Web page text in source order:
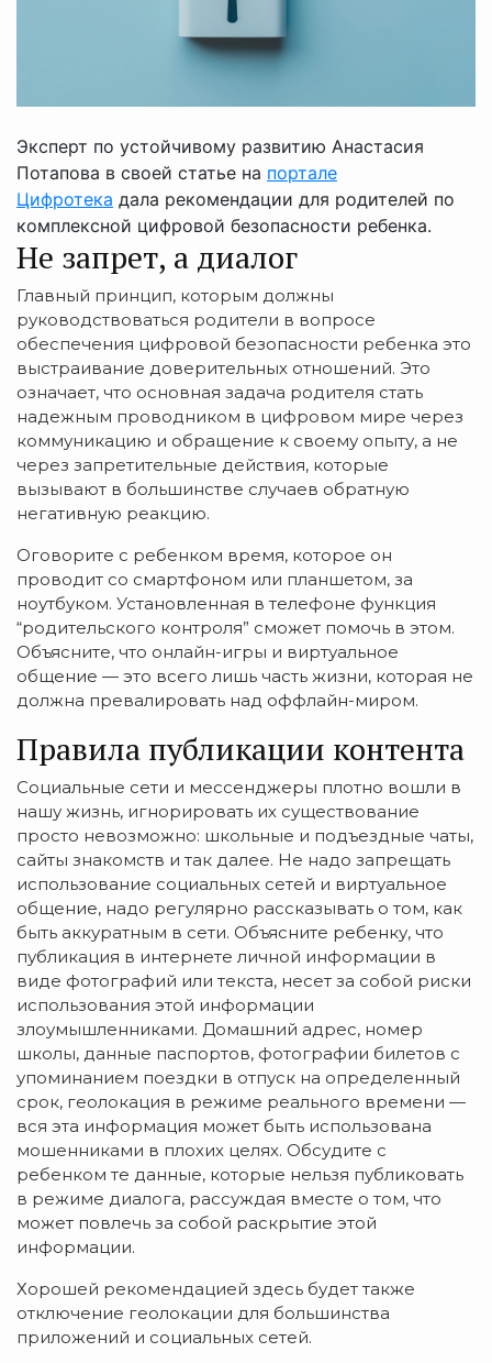
Эксперт по устойчивому развитию Анастасия
Потапова в своей статье на портале
Цифротека дала рекомендации для родителей по
комплексной цифровой безопасности ребенка.
Не запрет, а диалог
Главный принцип, которым должны
руководствоваться родители в вопросе
обеспечения цифровой безопасности ребенка это
выстраивание доверительных отношений. Это
означает, что основная задача родителя стать
надежным проводником в цифровом мире через
коммуникацию и обращение к своему опыту, а не
через запретительные действия, которые
вызывают в большинстве случаев обратную
негативную реакцию.
Оговорите с ребенком время, которое он
проводит со смартфоном или планшетом, за
ноутбуком. Установленная в телефоне функция
“родительского контроля” сможет помочь в этом.
Объясните, что онлайн-игры и виртуальное
общение — это всего лишь часть жизни, которая не
должна превалировать над оффлайн-миром.
Правила публикации контента
Социальные сети и мессенджеры плотно вошли в
нашу жизнь, игнорировать их существование
просто невозможно: школьные и подъездные чаты,
сайты знакомств и так далее. Не надо запрещать
использование социальных сетей и виртуальное
общение, надо регулярно рассказывать о том, как
быть аккуратным в сети. Объясните ребенку, что
публикация в интернете личной информации в
виде фотографий или текста, несет за собой риски
использования этой информации
злоумышленниками. Домашний адрес, номер
школы, данные паспортов, фотографии билетов с
упоминанием поездки в отпуск на определенный
срок, геолокация в режиме реального времени —
вся эта информация может быть использована
мошенниками в плохих целях. Обсудите с
ребенком те данные, которые нельзя публиковать
в режиме диалога, рассуждая вместе о том, что
может повлечь за собой раскрытие этой
информации.
Хорошей рекомендацией здесь будет также
отключение геолокации для большинства
приложений и социальных сетей.